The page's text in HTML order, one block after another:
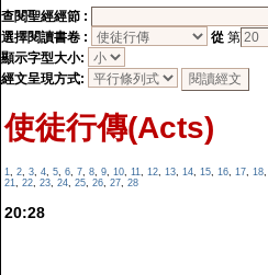
查閱聖經經節 :
選擇閱讀書卷 :
從 第
顯示字型大小:
經文呈現方式:
使徒行傳(Acts)
1, 2, 3, 4, 5, 6, 7, 8, 9, 10, 11, 12, 13, 14, 15, 16, 17, 18,
21, 22, 23, 24, 25, 26, 27, 28
20:28